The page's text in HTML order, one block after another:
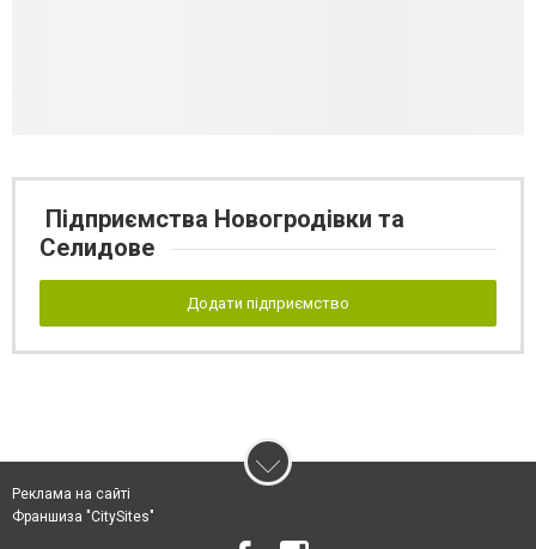
Підприємства Новогродівки та
Селидове
Додати підприємство
Реклама на сайті
Франшиза "CitySites"